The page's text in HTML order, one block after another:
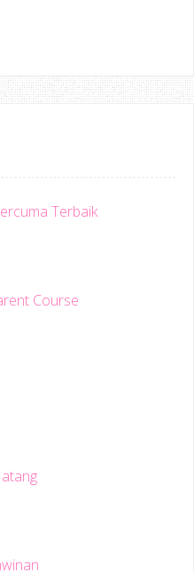
Terbaik
Course